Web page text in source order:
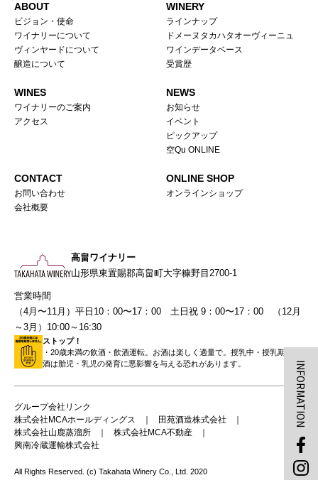
ABOUT
ビジョン・使命
ワイナリーについて
ヴィンヤードについて
醸造について
WINERY
ラインナップ
ドメーヌタカハタオーヴィーニュ
ワインデータベース
受賞歴
WINES
ワイナリーのご案内
アクセス
NEWS
お知らせ
イベント
ピックアップ
空Qu ONLINE
CONTACT
お問い合わせ
会社概要
ONLINE SHOP
オンラインショップ
高畠ワイナリー
山形県東置賜郡高畠町大字糠野目2700-1
営業時間
（4月〜11月）平日10：00〜17：00 土日祝 9：00〜17：00 （12月
～3月）10:00～16:30
ストップ！
・20歳未満の飲酒・飲酒運転。お酒は楽しく適量で。授乳中・授乳期の飲
酒は胎児・乳児の発育に悪影響を与える恐れがあります。
グループ会社リンク
株式会社MCAホールディングス
田苑酒造株式会社
株式会社山鹿蒸溜所
株式会社MCA不動産
興南冷蔵運輸株式会社
All Rights Reserved. (c) Takahata Winery Co., Ltd. 2020
INFORMATION